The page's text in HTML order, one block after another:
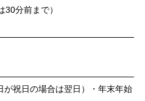
分前まで）
が祝日の場合は翌日）・年末年始